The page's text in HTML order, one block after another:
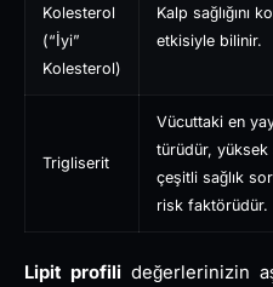
Kolesterol
(“İyi”
Kolesterol)
Kalp sağlığını
etkisiyle bilinir.
Trigliserit
Vücuttaki en
türüdür, yüksek
çeşitli sağlık
risk faktörüdür.
Lipit profili değerlerinizin